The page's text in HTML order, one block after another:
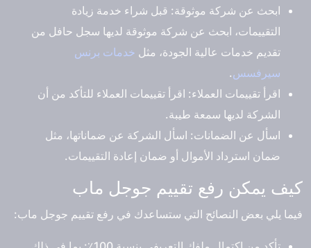
ابحث عن شركة موثوقة: قبل شراء خدمة زيادة
التقييمات، ابحث عن شركة موثوقة لديها سجل حافل من
تقديم خدمات عالية الجودة، مثل خدمات برنس
سيرفسس.
اقرأ تقييمات العملاء: اقرأ تقييمات العملاء للتأكد من أن
الشركة لديها سمعة طيبة.
اسأل عن الضمانات: اسأل الشركة عن ضماناتها، مثل
ضمان استرداد الأموال أو ضمان إعادة التقييمات.
كيف يمكن رفع تقييم جوجل ماب
فيما يلي بعض النصائح التي ستساعدك في رفع تقييم جوجل ماب: